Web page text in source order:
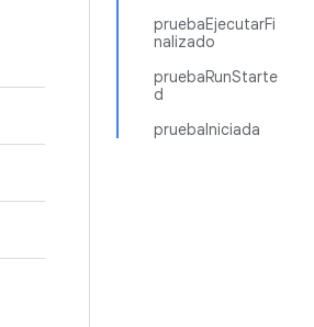
pruebaEjecutarFi
nalizado
pruebaRunStarte
d
pruebaIniciada